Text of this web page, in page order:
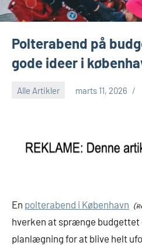
Polterabend på
gode ideer i
Alle Artikler marts 11, 2026
En polterabend i København
hverken at sprænge
planlægning for at blive helt